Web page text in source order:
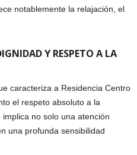
notablemente la relajación, el
Y RESPETO A LA
caracteriza a Residencia Centro
el respeto absoluto a la
no solo una atención
una profunda sensibilidad